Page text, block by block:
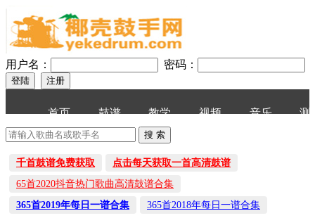
用户名： 密码：
首页 鼓谱 教学 视频 音乐 测
千首鼓谱免费获取
点击每天获取一首高清鼓谱
65首2020抖音热门歌曲高清鼓谱合集
365首2019年每日一谱合集
365首2018年每日一谱合集